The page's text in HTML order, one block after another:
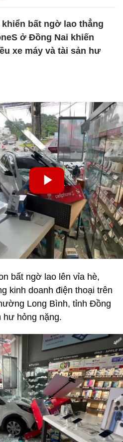
bất ngờ lao thẳng
ở Đồng Nai khiến
xe máy và tài sản hư
bất ngờ lao lên vỉa hè,
kinh doanh điện thoại trên
Long Bình, tỉnh Đồng
hư hỏng nặng.